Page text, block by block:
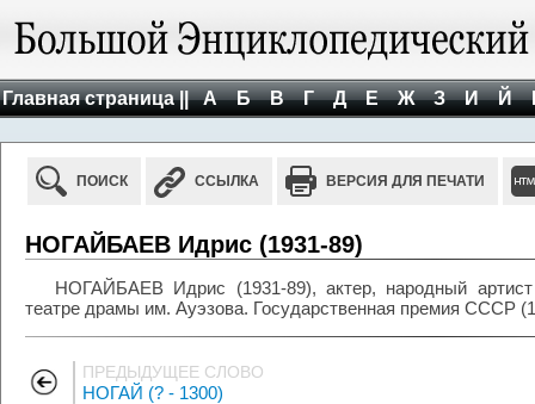
Главная страница || А Б В Г Д Е Ж З И Й
ПОИСК ССЫЛКА ВЕРСИЯ ДЛЯ ПЕЧАТИ
НОГАЙБАЕВ Идрис (1931-89)
НОГАЙБАЕВ Идрис (1931-89), актер, народный
театре драмы им. Ауэзова. Государственная премия СССР
ПРЕДЫДУЩЕЕ СЛОВО
НОГАЙ (? - 1300)